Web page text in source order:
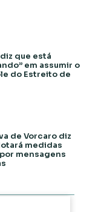
que está
em assumir o
do Estreito de
de Vorcaro diz
medidas
mensagens